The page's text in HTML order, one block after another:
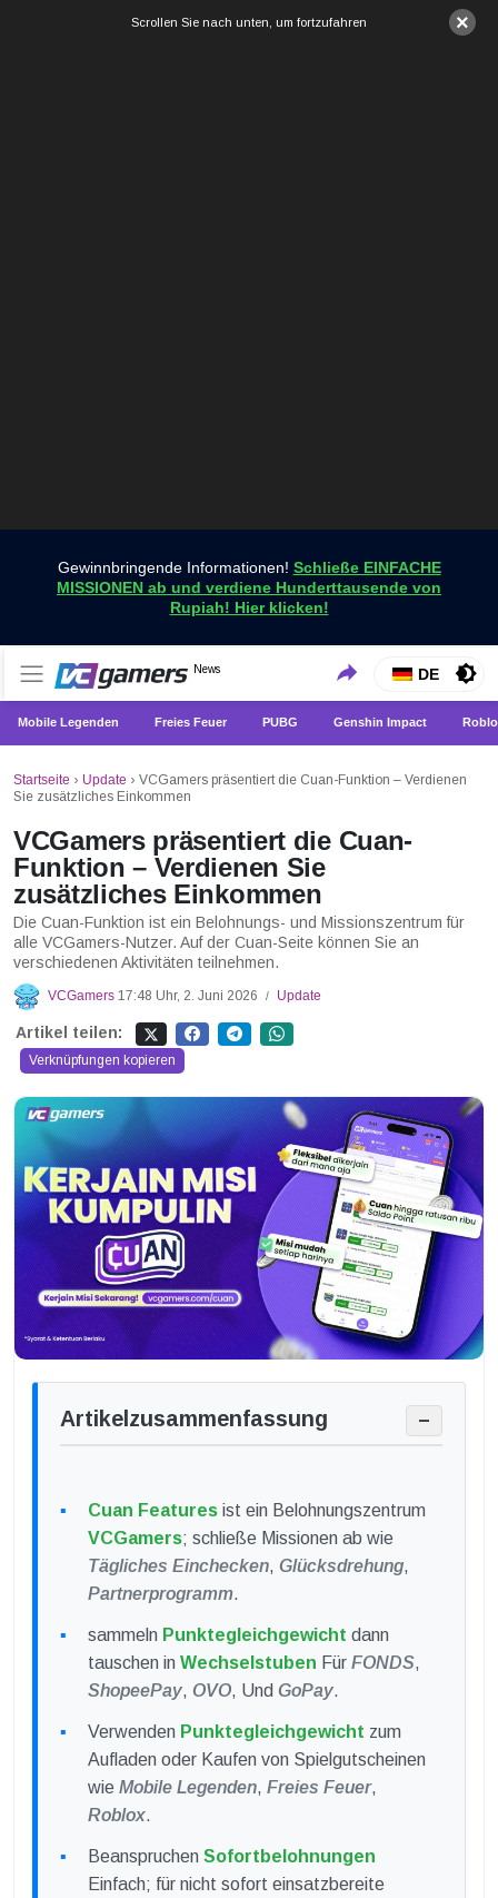
×
Scrollen Sie nach unten, um fortzufahren
Gewinnbringende Informationen! Schließe EINFACHE
MISSIONEN ab und verdiene Hunderttausende von
Rupiah! Hier klicken!
VCGamers-Neuigkeiten
News
Holen Sie sich die neuesten Spielnachrichten nur bei
VCGamers
DE
Mobile Legenden Freies Feuer PUBG Genshin Impact
Startseite › Update › VCGamers präsentiert die Cuan-Funktion – Verdienen
Sie zusätzliches Einkommen
VCGamers präsentiert die Cuan-
Funktion – Verdienen Sie
zusätzliches Einkommen
Die Cuan-Funktion ist ein Belohnungs- und Missionszentrum für
alle VCGamers-Nutzer. Auf der Cuan-Seite können Sie an
verschiedenen Aktivitäten teilnehmen.
VCGamers 17:48 Uhr, 2. Juni 2026 / Update
Artikel teilen:
Verknüpfungen kopieren
Artikelzusammenfassung −
Cuan Features ist ein Belohnungszentrum
VCGamers; schließe Missionen ab wie
Tägliches Einchecken, Glücksdrehung,
Partnerprogramm.
sammeln Punktegleichgewicht dann
tauschen in Wechselstuben Für FONDS,
ShopeePay, OVO, Und GoPay.
Verwenden Punktegleichgewicht zum
Aufladen oder Kaufen von Spielgutscheinen
wie Mobile Legenden, Freies Feuer,
Roblox.
Beanspruchen Sofortbelohnungen
Einfach; für nicht sofort einsatzbereite